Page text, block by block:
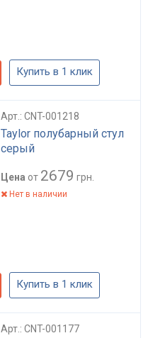
Купить в 1 клик
Арт.: CNT-001218
Taylor полубарный стул
серый
Цена от 2679 грн.
Нет в наличии
Купить в 1 клик
Арт.: CNT-001177